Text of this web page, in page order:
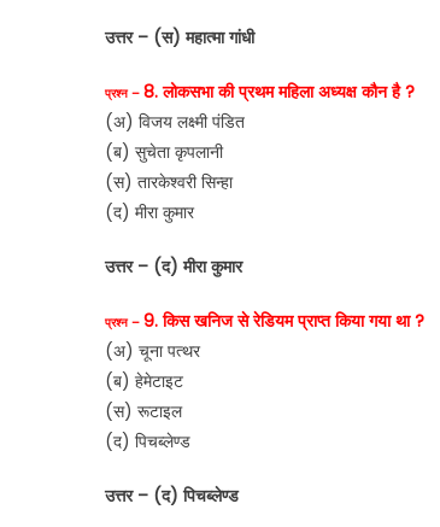
उत्तर – (स) महात्मा गांधी
प्रश्न – 8. लोकसभा की प्रथम महिला अध्यक्ष कौन है ?
(अ) विजय लक्ष्मी पंडित
(ब) सुचेता कृपलानी
(स) तारकेश्वरी सिन्हा
(द) मीरा कुमार
उत्तर – (द) मीरा कुमार
प्रश्न – 9. किस खनिज से रेडियम प्राप्त किया गया था ?
(अ) चूना पत्थर
(ब) हेमेटाइट
(स) रूटाइल
(द) पिचब्लेण्ड
उत्तर – (द) पिचब्लेण्ड